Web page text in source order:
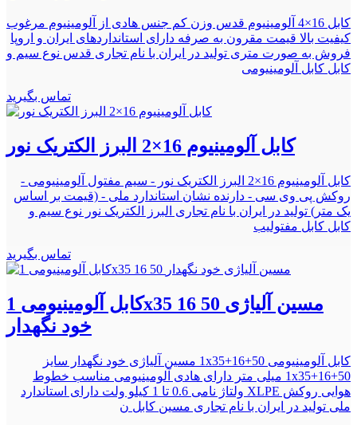
کابل 16×4 آلومینیوم قدس وزن کم جنس هادی از آلومینیوم مرغوب
کیفیت بالا قیمت مقرون به صرفه دارای استانداردهای ایران و اروپا
فروش به صورت متری تولید در ایران با نام تجاری قدس نوع سیم و
کابل کابل آلومینیومی
تماس بگیرید
کابل آلومینیوم 16×2 البرز الکتریک نور
کابل آلومینیوم 16×2 البرز الکتریک نور - سیم مفتول آلومینیومی -
روکش پی وی سی - دارنده نشان استاندارد ملی - (قیمت بر اساس
یک متر) تولید در ایران با نام تجاری البرز الکتریک نور نوع سیم و
کابل کابل مفتولیب
تماس بگیرید
کابل آلومینیومی 1x35 16 50 مسین آلیاژی
خود نگهدار
کابل آلومینیومی 1x35+16+50 مسین آلیاژی خود نگهدار سایز
1x35+16+50 میلی متر دارای هادی آلومینیومی مناسب خطوط
هوایی روکش XLPE ولتاژ نامی 0.6 تا 1 کیلو ولت دارای استاندارد
ملی تولید در ایران با نام تجاری مسین کابل ن